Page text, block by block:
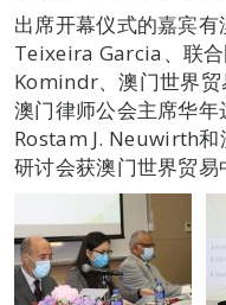
出席开幕仪式的嘉宾
Teixeira Garcia、联
Komindr、澳门世界贸
澳门律师公会主席华
Rostam J. Neuwirth和
研讨会获澳门世界贸易